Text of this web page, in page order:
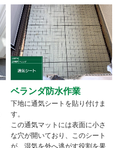
ベランダ防水作業
下地に通気シートを貼り付けま
す。
この通気マットには表面に小さ
な穴が開いており、このシート
が、湿気を外へ逃がす役割を果